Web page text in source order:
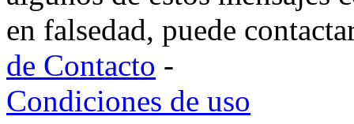
en falsedad, puede
de Contacto -
Condiciones de uso